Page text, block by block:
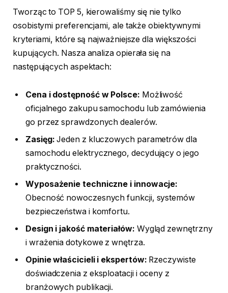
Tworząc to TOP 5, kierowaliśmy się nie tylko
osobistymi preferencjami, ale także obiektywnymi
kryteriami, które są najważniejsze dla większości
kupujących. Nasza analiza opierała się na
następujących aspektach:
Cena i dostępność w Polsce: Możliwość
oficjalnego zakupu samochodu lub zamówienia
go przez sprawdzonych dealerów.
Zasięg: Jeden z kluczowych parametrów dla
samochodu elektrycznego, decydujący o jego
praktyczności.
Wyposażenie techniczne i innowacje:
Obecność nowoczesnych funkcji, systemów
bezpieczeństwa i komfortu.
Design i jakość materiałów: Wygląd zewnętrzny
i wrażenia dotykowe z wnętrza.
Opinie właścicieli i ekspertów: Rzeczywiste
doświadczenia z eksploatacji i oceny z
branżowych publikacji.